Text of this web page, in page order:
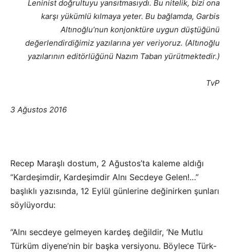
Leninist doğrultuyu yansıtmasıydı. Bu nitelik, bizi ona
karşı yükümlü kılmaya yeter. Bu bağlamda, Garbis
Altınoğlu’nun konjonktüre uygun düştüğünü
değerlendirdiğimiz yazılarına yer veriyoruz. (Altınoğlu
yazılarının editörlüğünü Nazım Taban yürütmektedir.)
TvP
3 Ağustos 2016
Recep Maraşlı dostum, 2 Ağustos’ta kaleme aldığı
“Kardeşimdir, Kardeşimdir Alnı Secdeye Gelen!…”
başlıklı yazısında, 12 Eylül günlerine değinirken şunları
söylüyordu:
“Alnı secdeye gelmeyen kardeş değildir, ‘Ne Mutlu
Türküm diyene’nin bir başka versiyonu. Böylece Türk-